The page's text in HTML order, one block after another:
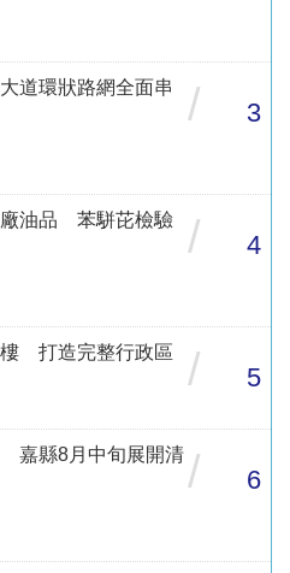
道環狀路網全面串
/ 3
廠油品 苯駢芘檢驗
/ 4
樓 打造完整行政區
/ 5
嘉縣8月中旬展開清 / 6